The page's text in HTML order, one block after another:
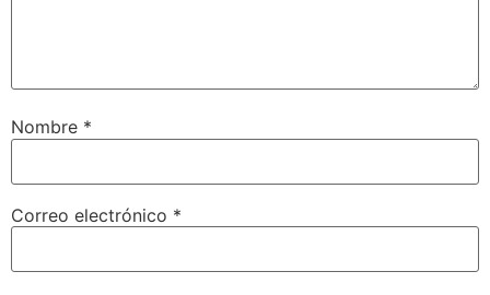
Nombre *
Correo electrónico *